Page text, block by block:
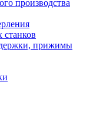
производства
станков
прижимы